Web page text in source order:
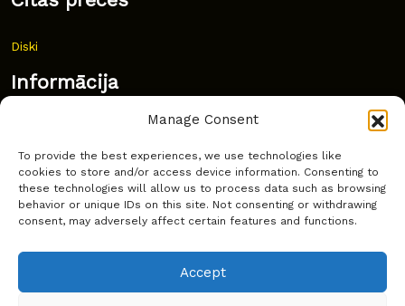
Manage Consent
To provide the best experiences, we use technologies like
cookies to store and/or access device information. Consenting to
these technologies will allow us to process data such as browsing
behavior or unique IDs on this site. Not consenting or withdrawing
consent, may adversely affect certain features and functions.
Accept
Diski
Informācija
Bieži uzdoti jautājumi
Kur pirkt?
Sīkdatņu politika